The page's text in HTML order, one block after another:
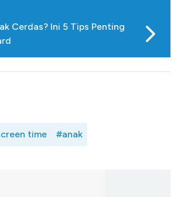
Cerdas? Ini 5 Tips Penting
time #anak